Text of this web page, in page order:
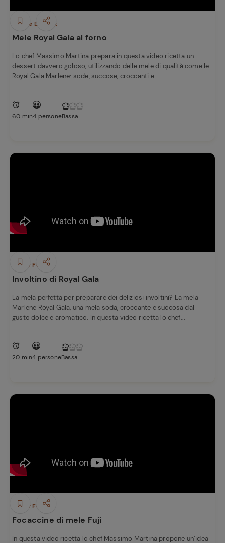
Dolci e Dessert
Mele Royal Gala al forno
Lo chef Massimo Martina prepara in questa video ricetta un
dessert davvero goloso, utilizzando delle mele di qualità come le
Royal Gala Marlene: sode, succose, croccanti e ...
60 min4 personeBassa
Finger Food
Involtino di Royal Gala
La mela perfetta per preparare dei deliziosi involtini? La mela
Marlene Royal Gala, una mela soda, croccante e succosa dal
gusto dolce e aromatico. In questa video ricetta lo chef...
20 min4 personeBassa
Finger Food
Focaccine di mele Fuji
In questa video ricetta lo chef Massimo Martina propone un’idea